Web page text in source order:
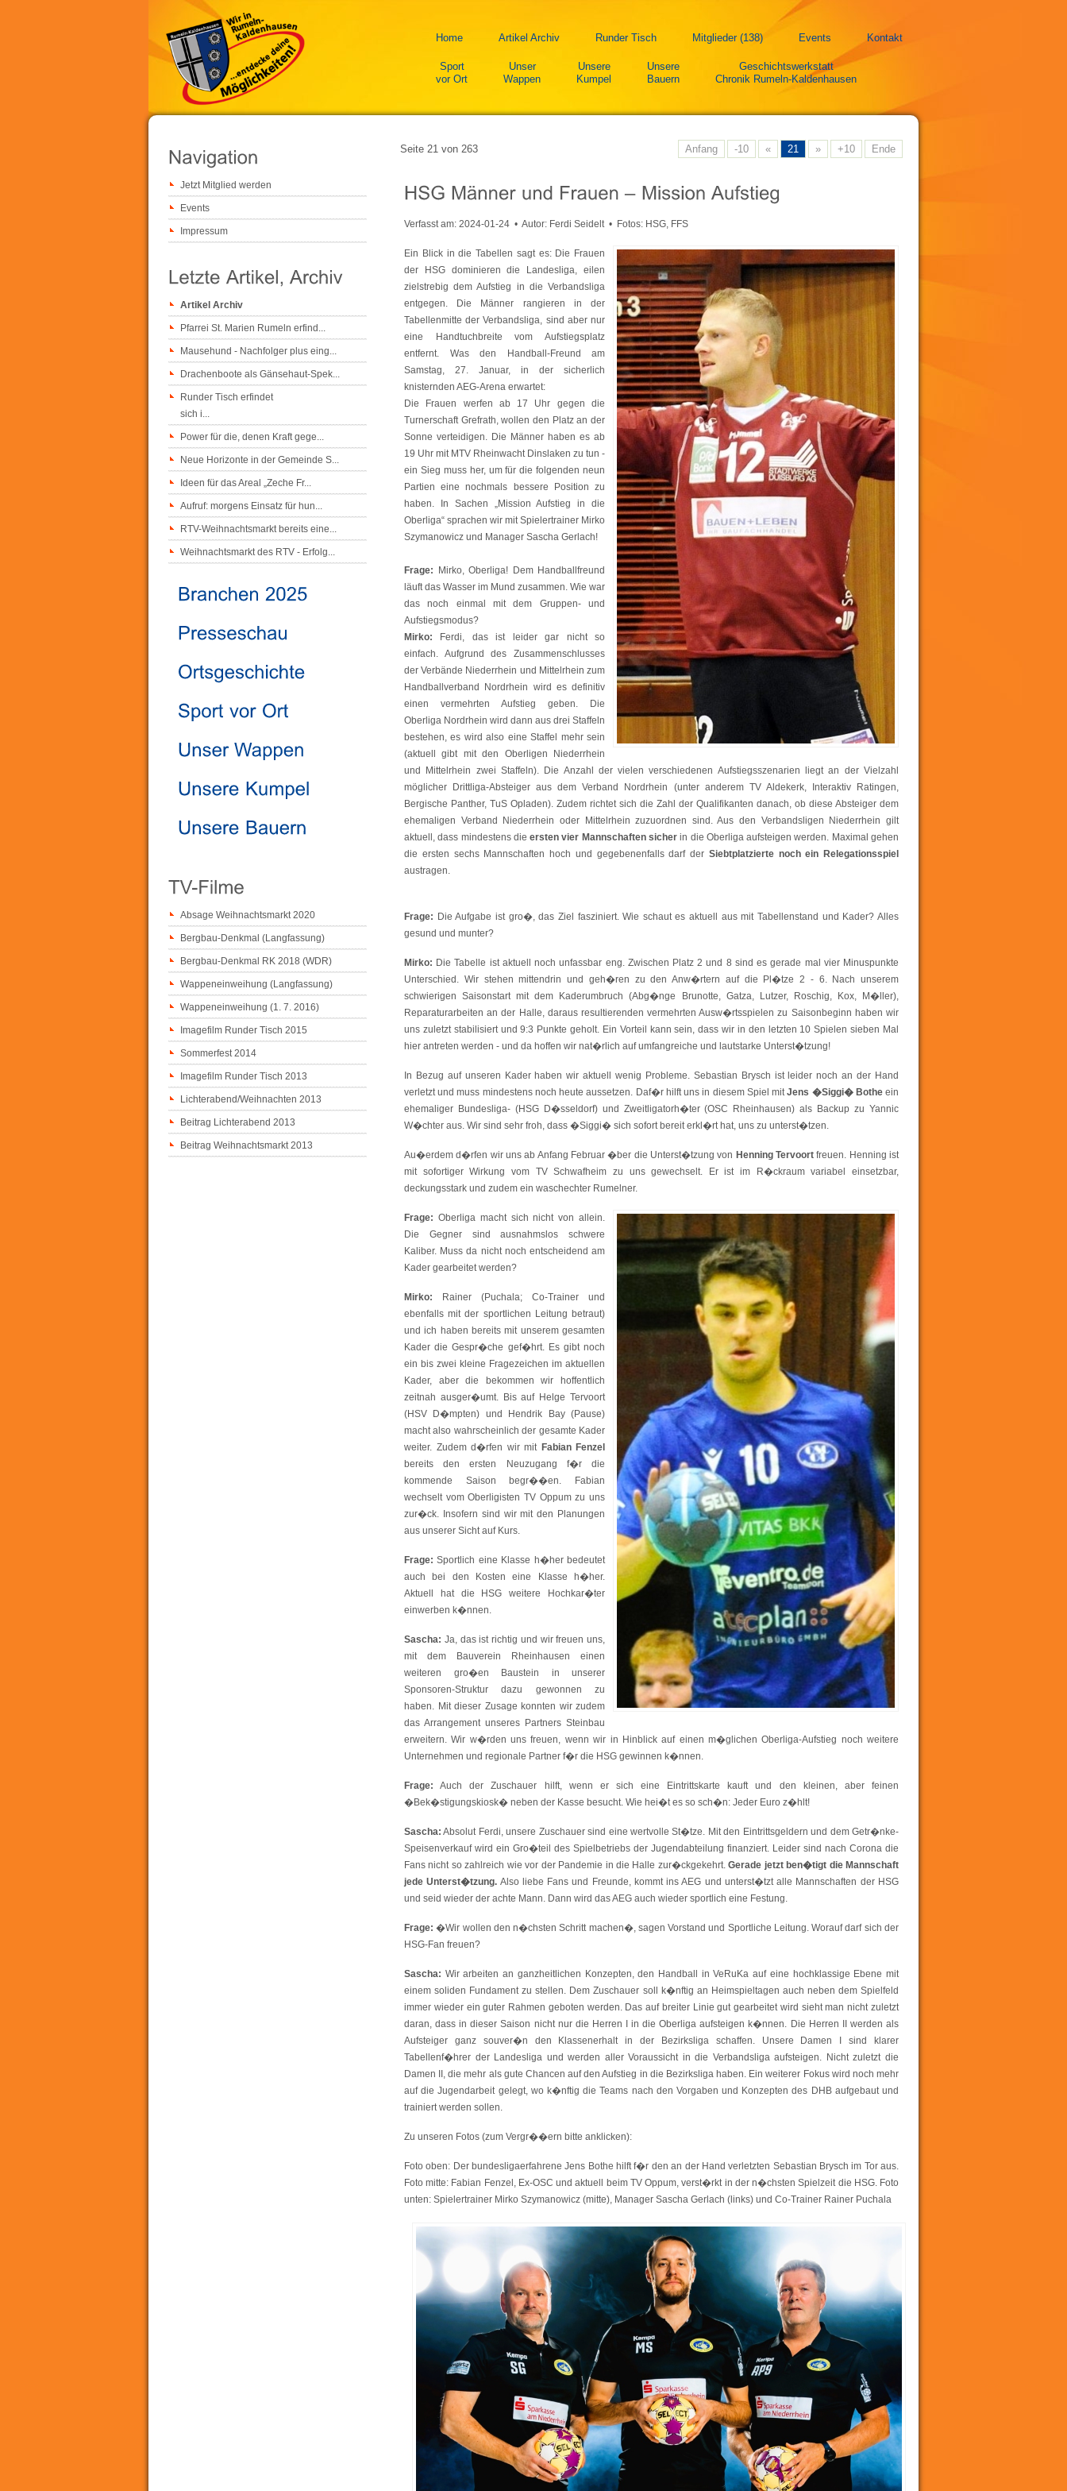
Home Artikel Archiv Runder Tisch Mitglieder (138) Events Kontakt
Sport
vor Ort
Unser
Wappen
Unsere
Kumpel
Unsere
Bauern
Geschichtswerkstatt
Chronik Rumeln-Kaldenhausen
Seite 21 von 263 Anfang -10 « 21 » +10 Ende
Verfasst am: 2024-01-24 • Autor: Ferdi Seidelt • Fotos: HSG, FFS
Ein Blick in die Tabellen sagt es: Die Frauen
der HSG dominieren die Landesliga, eilen
zielstrebig dem Aufstieg in die Verbandsliga
entgegen. Die Männer rangieren in der
Tabellenmitte der Verbandsliga, sind aber nur
eine Handtuchbreite vom Aufstiegsplatz
entfernt. Was den Handball-Freund am
Samstag, 27. Januar, in der sicherlich
knisternden AEG-Arena erwartet:
Die Frauen werfen ab 17 Uhr gegen die
Turnerschaft Grefrath, wollen den Platz an der
Sonne verteidigen. Die Männer haben es ab
19 Uhr mit MTV Rheinwacht Dinslaken zu tun -
ein Sieg muss her, um für die folgenden neun
Partien eine nochmals bessere Position zu
haben. In Sachen „Mission Aufstieg in die
Oberliga“ sprachen wir mit Spielertrainer Mirko
Szymanowicz und Manager Sascha Gerlach!
Frage: Mirko, Oberliga! Dem Handballfreund
läuft das Wasser im Mund zusammen. Wie war
das noch einmal mit dem Gruppen- und
Aufstiegsmodus?
Mirko: Ferdi, das ist leider gar nicht so
einfach. Aufgrund des Zusammenschlusses
der Verbände Niederrhein und Mittelrhein zum
Handballverband Nordrhein wird es definitiv
einen vermehrten Aufstieg geben. Die
Oberliga Nordrhein wird dann aus drei Staffeln
bestehen, es wird also eine Staffel mehr sein
(aktuell gibt mit den Oberligen Niederrhein
und Mittelrhein zwei Staffeln). Die Anzahl der vielen verschiedenen Aufstiegsszenarien liegt an der Vielzahl
möglicher Drittliga-Absteiger aus dem Verband Nordrhein (unter anderem TV Aldekerk, Interaktiv Ratingen,
Bergische Panther, TuS Opladen). Zudem richtet sich die Zahl der Qualifikanten danach, ob diese Absteiger dem
ehemaligen Verband Niederrhein oder Mittelrhein zuzuordnen sind. Aus den Verbandsligen Niederrhein gilt
aktuell, dass mindestens dieersten vier Mannschaften sicher in die Oberliga aufsteigen werden. Maximal gehen
die ersten sechs Mannschaften hoch und gegebenenfalls darf der Siebtplatzierte noch ein Relegationsspiel
austragen.
Frage: Die Aufgabe ist gro�, das Ziel fasziniert. Wie schaut es aktuell aus mit Tabellenstand und Kader? Alles
gesund und munter?
Mirko: Die Tabelle ist aktuell noch unfassbar eng. Zwischen Platz 2 und 8 sind es gerade mal vier Minuspunkte
Unterschied. Wir stehen mittendrin und geh�ren zu den Anw�rtern auf die Pl�tze 2 - 6. Nach unserem
schwierigen Saisonstart mit dem Kaderumbruch (Abg�nge Brunotte, Gatza, Lutzer, Roschig, Kox, M�ller),
Reparaturarbeiten an der Halle, daraus resultierenden vermehrten Ausw�rtsspielen zu Saisonbeginn haben wir
uns zuletzt stabilisiert und 9:3 Punkte geholt. Ein Vorteil kann sein, dass wir in den letzten 10 Spielen sieben Mal
hier antreten werden - und da hoffen wir nat�rlich auf umfangreiche und lautstarke Unterst�tzung!
In Bezug auf unseren Kader haben wir aktuell wenig Probleme. Sebastian Brysch ist leider noch an der Hand
verletzt und muss mindestens noch heute aussetzen. Daf�r hilft uns in diesem Spiel mitJens �Siggi� Botheein
ehemaliger Bundesliga- (HSG D�sseldorf) und Zweitligatorh�ter (OSC Rheinhausen) als Backup zu Yannic
W�chter aus. Wir sind sehr froh, dass �Siggi� sich sofort bereit erkl�rt hat, uns zu unterst�tzen.
Au�erdem d�rfen wir uns ab Anfang Februar �ber die Unterst�tzung von Henning Tervoortfreuen. Henning ist
mit sofortiger Wirkung vom TV Schwafheim zu uns gewechselt. Er ist im R�ckraum variabel einsetzbar,
deckungsstark und zudem ein waschechter Rumelner.
Frage: Oberliga macht sich nicht von allein.
Die Gegner sind ausnahmslos schwere
Kaliber. Muss da nicht noch entscheidend am
Kader gearbeitet werden?
Mirko: Rainer (Puchala; Co-Trainer und
ebenfalls mit der sportlichen Leitung betraut)
und ich haben bereits mit unserem gesamten
Kader die Gespr�che gef�hrt. Es gibt noch
ein bis zwei kleine Fragezeichen im aktuellen
Kader, aber die bekommen wir hoffentlich
zeitnah ausger�umt. Bis auf Helge Tervoort
(HSV D�mpten) und Hendrik Bay (Pause)
macht also wahrscheinlich der gesamte Kader
weiter. Zudem d�rfen wir mit Fabian Fenzel
bereits den ersten Neuzugang f�r die
kommende Saison begr��en. Fabian
wechselt vom Oberligisten TV Oppum zu uns
zur�ck. Insofern sind wir mit den Planungen
aus unserer Sicht auf Kurs.
Frage: Sportlich eine Klasse h�her bedeutet
auch bei den Kosten eine Klasse h�her.
Aktuell hat die HSG weitere Hochkar�ter
einwerben k�nnen.
Sascha: Ja, das ist richtig und wir freuen uns,
mit dem Bauverein Rheinhausen einen
weiteren gro�en Baustein in unserer
Sponsoren-Struktur dazu gewonnen zu
haben. Mit dieser Zusage konnten wir zudem
das Arrangement unseres Partners Steinbau
erweitern. Wir w�rden uns freuen, wenn wir in Hinblick auf einen m�glichen Oberliga-Aufstieg noch weitere
Unternehmen und regionale Partner f�r die HSG gewinnen k�nnen.
Frage: Auch der Zuschauer hilft, wenn er sich eine Eintrittskarte kauft und den kleinen, aber feinen
�Bek�stigungskiosk� neben der Kasse besucht. Wie hei�t es so sch�n: Jeder Euro z�hlt!
Sascha: Absolut Ferdi, unsere Zuschauer sind eine wertvolle St�tze. Mit den Eintrittsgeldern und dem Getr�nke-
Speisenverkauf wird ein Gro�teil des Spielbetriebs der Jugendabteilung finanziert. Leider sind nach Corona die
Fans nicht so zahlreich wie vor der Pandemie in die Halle zur�ckgekehrt.Gerade jetzt ben�tigt die Mannschaft
jede Unterst�tzung. Also liebe Fans und Freunde, kommt ins AEG und unterst�tzt alle Mannschaften der HSG
und seid wieder der achte Mann. Dann wird das AEG auch wieder sportlich eine Festung.
Frage: �Wir wollen den n�chsten Schritt machen�, sagen Vorstand und Sportliche Leitung. Worauf darf sich der
HSG-Fan freuen?
Sascha: Wir arbeiten an ganzheitlichen Konzepten, den Handball in VeRuKa auf eine hochklassige Ebene mit
einem soliden Fundament zu stellen. Dem Zuschauer soll k�nftig an Heimspieltagen auch neben dem Spielfeld
immer wieder ein guter Rahmen geboten werden. Das auf breiter Linie gut gearbeitet wird sieht man nicht zuletzt
daran, dass in dieser Saison nicht nur die Herren I in die Oberliga aufsteigen k�nnen. Die Herren II werden als
Aufsteiger ganz souver�n den Klassenerhalt in der Bezirksliga schaffen. Unsere Damen I sind klarer
Tabellenf�hrer der Landesliga und werden aller Voraussicht in die Verbandsliga aufsteigen. Nicht zuletzt die
Damen II, die mehr als gute Chancen auf den Aufstieg in die Bezirksliga haben. Ein weiterer Fokus wird noch mehr
auf die Jugendarbeit gelegt, wo k�nftig die Teams nach den Vorgaben und Konzepten des DHB aufgebaut und
trainiert werden sollen.
Zu unseren Fotos (zum Vergr��ern bitte anklicken):
Foto oben: Der bundesligaerfahrene Jens Bothe hilft f�r den an der Hand verletzten Sebastian Brysch im Tor aus.
Foto mitte: Fabian Fenzel, Ex-OSC und aktuell beim TV Oppum, verst�rkt in der n�chsten Spielzeit die HSG. Foto
unten: Spielertrainer Mirko Szymanowicz (mitte), Manager Sascha Gerlach (links) und Co-Trainer Rainer Puchala
Jetzt Mitglied werden
Events
Impressum
Artikel Archiv
Pfarrei St. Marien Rumeln erfind...
Mausehund - Nachfolger plus eing...
Drachenboote als Gänsehaut-Spek...
Runder Tisch erfindet
sich i...
Power für die, denen Kraft gege...
Neue Horizonte in der Gemeinde S...
Ideen für das Areal „Zeche Fr...
Aufruf: morgens Einsatz für hun...
RTV-Weihnachtsmarkt bereits eine...
Weihnachtsmarkt des RTV - Erfolg...
Absage Weihnachtsmarkt 2020
Bergbau-Denkmal (Langfassung)
Bergbau-Denkmal RK 2018 (WDR)
Wappeneinweihung (Langfassung)
Wappeneinweihung (1. 7. 2016)
Imagefilm Runder Tisch 2015
Sommerfest 2014
Imagefilm Runder Tisch 2013
Lichterabend/Weihnachten 2013
Beitrag Lichterabend 2013
Beitrag Weihnachtsmarkt 2013